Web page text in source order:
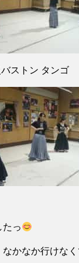
ストン タンゴ
たっ
なかなか行けな